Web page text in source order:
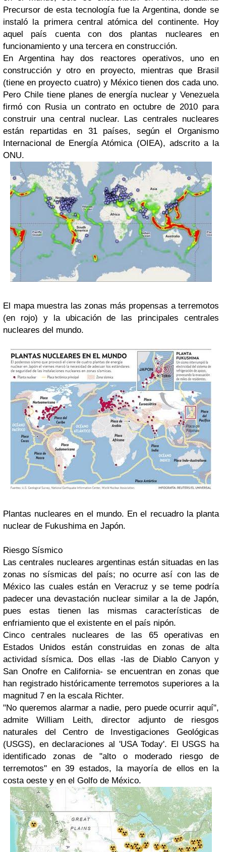
Precursor de esta tecnología fue la Argentina, donde se
instaló la primera central atómica del continente. Hoy
aquel país cuenta con dos plantas nucleares en
funcionamiento y una tercera en construcción.
En Argentina hay dos reactores operativos, uno en
construcción y otro en proyecto, mientras que Brasil
(tiene en proyecto cuatro) y México tienen dos cada uno.
Pero Chile tiene planes de energía nuclear y Venezuela
firmó con Rusia un contrato en octubre de 2010 para
construir una central nuclear. Las centrales nucleares
están repartidas en 31 países, según el Organismo
Internacional de Energía Atómica (OIEA), adscrito a la
ONU.
El mapa muestra las zonas más propensas a terremotos
(en rojo) y la ubicación de las principales centrales
nucleares del mundo.
Plantas nucleares en el mundo. En el recuadro la planta
nuclear de Fukushima en Japón.
Riesgo Sísmico
Las centrales nucleares argentinas están situadas en las
zonas no sísmicas del país; no ocurre así con las de
México las cuales están en Veracruz y se teme podría
padecer una devastación nuclear similar a la de Japón,
pues estas tienen las mismas características de
enfriamiento que el existente en el país nipón.
Cinco centrales nucleares de las 65 operativas en
Estados Unidos están construidas en zonas de alta
actividad sísmica. Dos ellas -las de Diablo Canyon y
San Onofre en California- se encuentran en zonas que
han registrado históricamente terremotos superiores a la
magnitud 7 en la escala Richter.
"No queremos alarmar a nadie, pero puede ocurrir aquí",
admite William Leith, director adjunto de riesgos
naturales del Centro de Investigaciones Geológicas
(USGS), en declaraciones al 'USA Today'. El USGS ha
identificado zonas de "alto o moderado riesgo de
terremotos" en 39 estados, la mayoría de ellos en la
costa oeste y en el Golfo de México.